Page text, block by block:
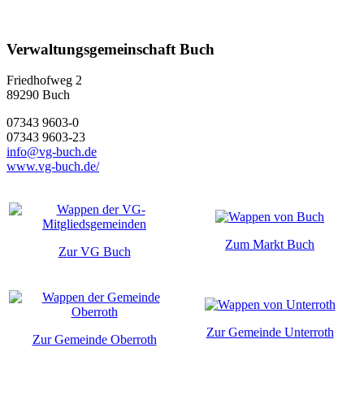
Verwaltungsgemeinschaft Buch
Friedhofweg 2
89290 Buch
07343 9603-0
07343 9603-23
info@vg-buch.de
www.vg-buch.de/
Zur VG Buch
Zum Markt Buch
Zur Gemeinde Oberroth
Zur Gemeinde Unterroth